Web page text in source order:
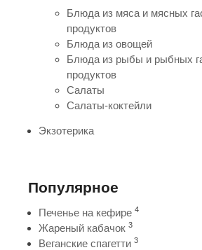
Блюда из мяса и мясных
продуктов
Блюда из овощей
Блюда из рыбы и рыбных
продуктов
Салаты
Салаты-коктейли
Экзотерика
Популярное
Печенье на кефире 4
Жареный кабачок 3
Веганские спагетти 3